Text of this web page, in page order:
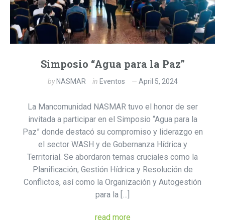
Simposio “Agua para la Paz”
by NASMAR in Eventos April 5, 2024
La Mancomunidad NASMAR tuvo el honor de ser
invitada a participar en el Simposio “Agua para la
Paz” donde destacó su compromiso y liderazgo en
el sector WASH y de Gobernanza Hídrica y
Territorial. Se abordaron temas cruciales como la
Planificación, Gestión Hídrica y Resolución de
Conflictos, así como la Organización y Autogestión
para la […]
read more